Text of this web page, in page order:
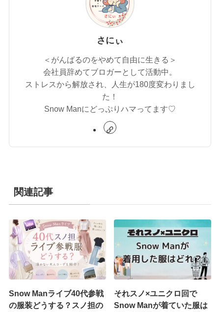
さにぃ
＜がんばるのをやめて自由に生きる＞
会社員辞めてブロガーとして活動中。
ストレスから解放され、人生が180度変わりまし
た！
Snow Manにどっぷりハマってます♡
関連記事
Snow Manライブ40代参戦
の服装どうする？スノ担の
それスノ×ユニクロ回で
Snow Manが着ていた服は